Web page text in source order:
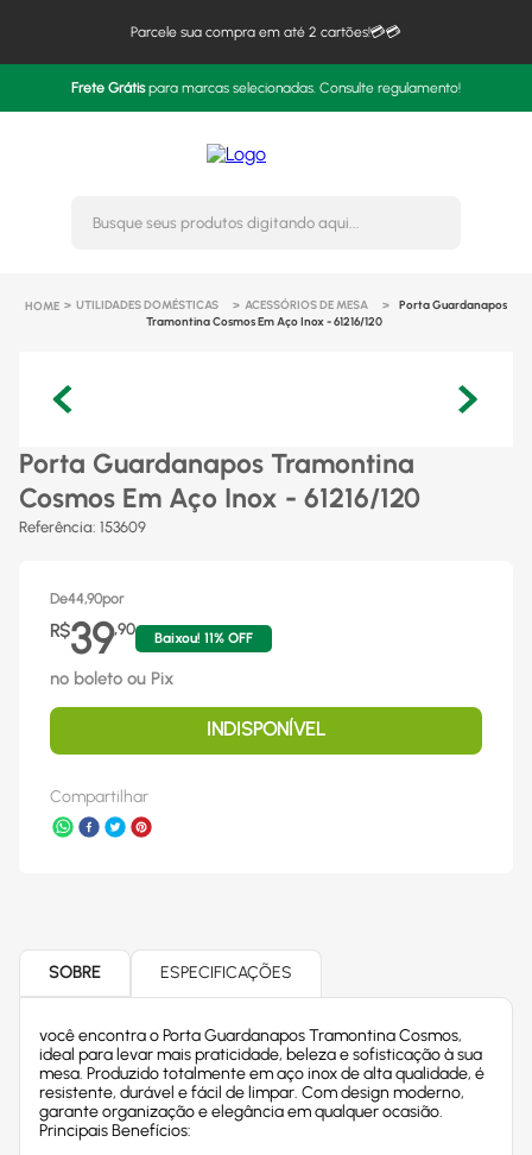
Parcele sua compra em até 2 cartões!💳💳
Frete Grátispara marcas selecionadas. Consulte regulamento!
Busque seus produtos
UTILIDADES DOMÉSTICAS ACESSÓRIOS DE MESA
Porta Guardanapos
Tramontina Cosmos Em Aço Inox - 61216/120
Porta Guardanapos Tramontina
Cosmos Em Aço Inox - 61216/120
Referência: 153609
De44,90por
R$39,90
Baixou! 11% OFF
no boleto ou Pix
INDISPONÍVEL
Compartilhar
SOBRE ESPECIFICAÇÕES
você encontra o Porta Guardanapos Tramontina Cosmos,
ideal para levar mais praticidade, beleza e sofisticação à sua
mesa. Produzido totalmente em aço inox de alta qualidade, é
resistente, durável e fácil de limpar. Com design moderno,
garante organização e elegância em qualquer ocasião.
Principais Benefícios: